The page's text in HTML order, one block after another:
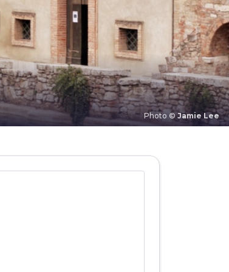
Photo ©Jamie Lee